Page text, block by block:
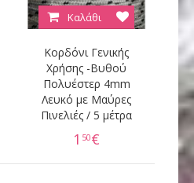
Κορδόνι Γενικής
Χρήσης -Βυθού
Πολυέστερ 4mm
Λευκό με Μαύρες
Πινελιές / 5 μέτρα
1 50€
Καλάθι